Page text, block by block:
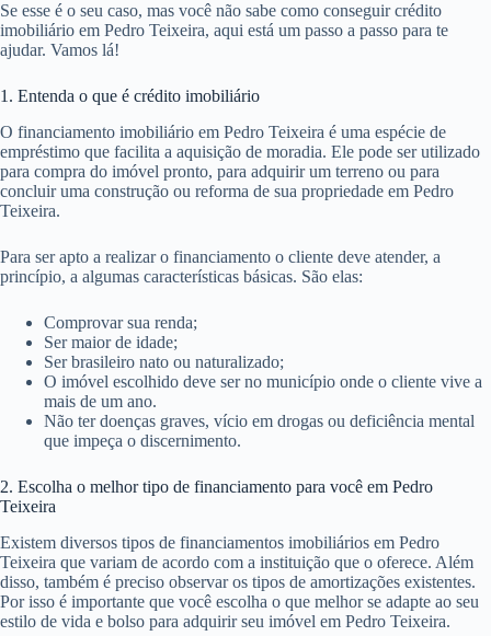
Se esse é o seu caso, mas você não sabe como conseguir crédito
imobiliário em Pedro Teixeira, aqui está um passo a passo para te
ajudar. Vamos lá!
1. Entenda o que é crédito imobiliário
O financiamento imobiliário em Pedro Teixeira é uma espécie de
empréstimo que facilita a aquisição de moradia. Ele pode ser utilizado
para compra do imóvel pronto, para adquirir um terreno ou para
concluir uma construção ou reforma de sua propriedade em Pedro
Teixeira.
Para ser apto a realizar o financiamento o cliente deve atender, a
princípio, a algumas características básicas. São elas:
Comprovar sua renda;
Ser maior de idade;
Ser brasileiro nato ou naturalizado;
O imóvel escolhido deve ser no município onde o cliente vive a
mais de um ano.
Não ter doenças graves, vício em drogas ou deficiência mental
que impeça o discernimento.
2. Escolha o melhor tipo de financiamento para você em Pedro
Teixeira
Existem diversos tipos de financiamentos imobiliários em Pedro
Teixeira que variam de acordo com a instituição que o oferece. Além
disso, também é preciso observar os tipos de amortizações existentes.
Por isso é importante que você escolha o que melhor se adapte ao seu
estilo de vida e bolso para adquirir seu imóvel em Pedro Teixeira.